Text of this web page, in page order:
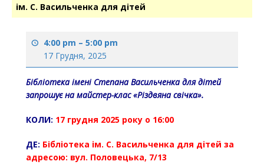
ім. С. Васильченка для дітей
4:00 pm – 5:00 pm
17 Грудня, 2025
Бібліотека імені Степана Васильченка для дітей
запрошує на майстер-клас «Різдвяна свічка».
КОЛИ: 17 грудня 2025 року о 16:00
ДЕ: Бібліотека ім. С. Васильченка для дітей за
адресою: вул. Половецька, 7/13